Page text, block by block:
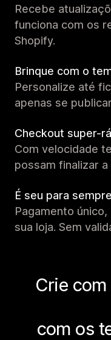
Recebe
funciona com os
Shopify.
Brinque com o
Personalize até
apenas se
Checkout super-
Com velocidade
possam finalizar
É seu para sempre
Pagamento
sua loja. Sem
Crie
com os